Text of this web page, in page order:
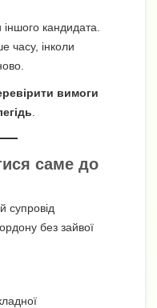
кандидата.
часу, інколи
вимоги
саме до
супровід
без зайвої